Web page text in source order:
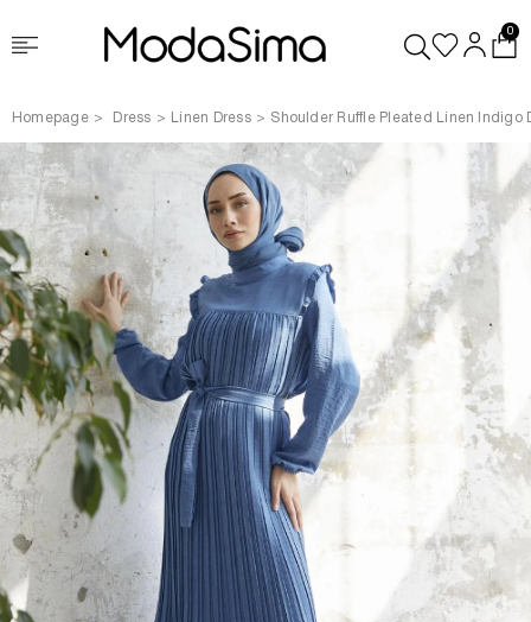
0
Homepage Dress Linen Dress Shoulder Ruffle Pleated Linen Indigo